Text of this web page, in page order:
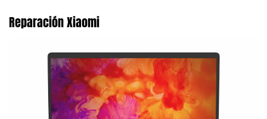
Reparación Xiaomi